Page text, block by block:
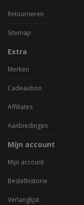
Retourneren
Sitemap
Extra
Merken
Cadeaubon
Affiliates
Aanbiedingen
Mijn account
Mijn account
Bestelhistorie
Verlanglijst